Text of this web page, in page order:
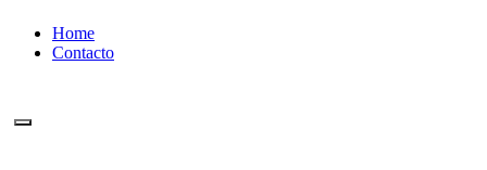
Home
Contacto